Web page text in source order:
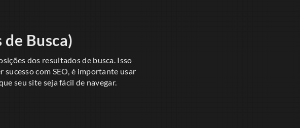
Busca)
dos resultados de busca. Isso
com SEO, é importante usar
seu site seja fácil de navegar.